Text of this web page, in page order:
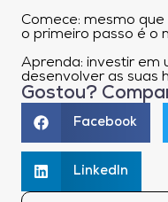
Comece: mesmo
o primeiro passo é o
Aprenda: investir em
desenvolver as suas
Gostou?
Facebook
LinkedIn